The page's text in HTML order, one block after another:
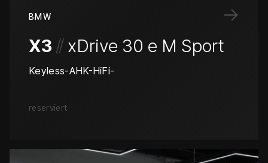
→
BMW
X3 // xDrive 30 e M Sport
Keyless-AHK-HiFi-
reserviert